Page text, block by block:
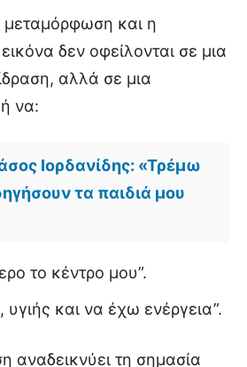
και η
δεν οφείλονται σε μια
αλλά σε μια
να:
Ιορδανίδης: «Τρέμω
τα παιδιά μου
το κέντρο μου”.
υγιής και να έχω ενέργεια”.
αναδεικνύει τη σημασία